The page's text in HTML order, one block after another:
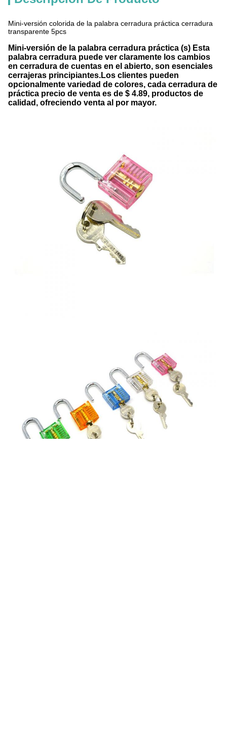
Mini-versión colorida de la palabra cerradura práctica cerradura
transparente 5pcs
Mini-versión de la palabra cerradura práctica (s) Esta
palabra cerradura puede ver claramente los cambios
en cerradura de cuentas en el abierto, son esenciales
cerrajeras principiantes.Los clientes pueden
opcionalmente variedad de colores, cada cerradura de
práctica precio de venta es de $ 4.89, productos de
calidad, ofreciendo venta al por mayor.